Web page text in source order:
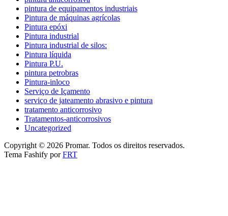
pintura de equipamentos industriais
Pintura de máquinas agrícolas
Pintura epóxi
Pintura industrial
Pintura industrial de silos:
Pintura líquida
Pintura P.U.
pintura petrobras
Pintura-inloco
Serviço de Içamento
serviço de jateamento abrasivo e pintura
tratamento anticorrosivo
Tratamentos-anticorrosivos
Uncategorized
Copyright © 2026 Promar. Todos os direitos reservados.
Tema Fashify porFRT